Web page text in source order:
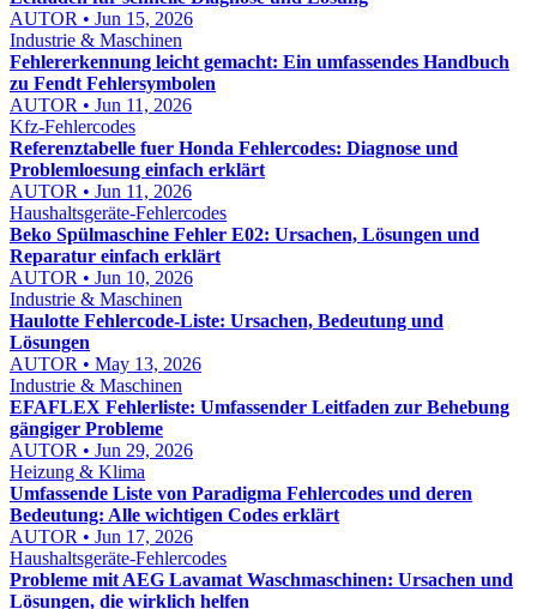
AUTOR • Jun 15, 2026
Industrie & Maschinen
Fehlererkennung leicht gemacht: Ein umfassendes Handbuch
zu Fendt Fehlersymbolen
AUTOR • Jun 11, 2026
Kfz-Fehlercodes
Referenztabelle fuer Honda Fehlercodes: Diagnose und
Problemloesung einfach erklärt
AUTOR • Jun 11, 2026
Haushaltsgeräte-Fehlercodes
Beko Spülmaschine Fehler E02: Ursachen, Lösungen und
Reparatur einfach erklärt
AUTOR • Jun 10, 2026
Industrie & Maschinen
Haulotte Fehlercode-Liste: Ursachen, Bedeutung und
Lösungen
AUTOR • May 13, 2026
Industrie & Maschinen
EFAFLEX Fehlerliste: Umfassender Leitfaden zur Behebung
gängiger Probleme
AUTOR • Jun 29, 2026
Heizung & Klima
Umfassende Liste von Paradigma Fehlercodes und deren
Bedeutung: Alle wichtigen Codes erklärt
AUTOR • Jun 17, 2026
Haushaltsgeräte-Fehlercodes
Probleme mit AEG Lavamat Waschmaschinen: Ursachen und
Lösungen, die wirklich helfen